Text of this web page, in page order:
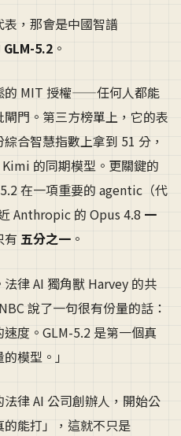
，那會是中國智譜
GLM-5.2 。
的 MIT 授權——任何人都能
門。第三方榜單上，它的表
合智慧指數上拿到 51 分，
的同期模型。更關鍵的
在一項重要的 agentic（代
Anthropic 的 Opus 4.8 一
有 五分之一 。
律 AI 獨角獸 Harvey 的共
說了一句很有份量的話：
速度。GLM-5.2 是第一個真
模型。」
律 AI 公司創辦人，開始公
能打」，這就不只是